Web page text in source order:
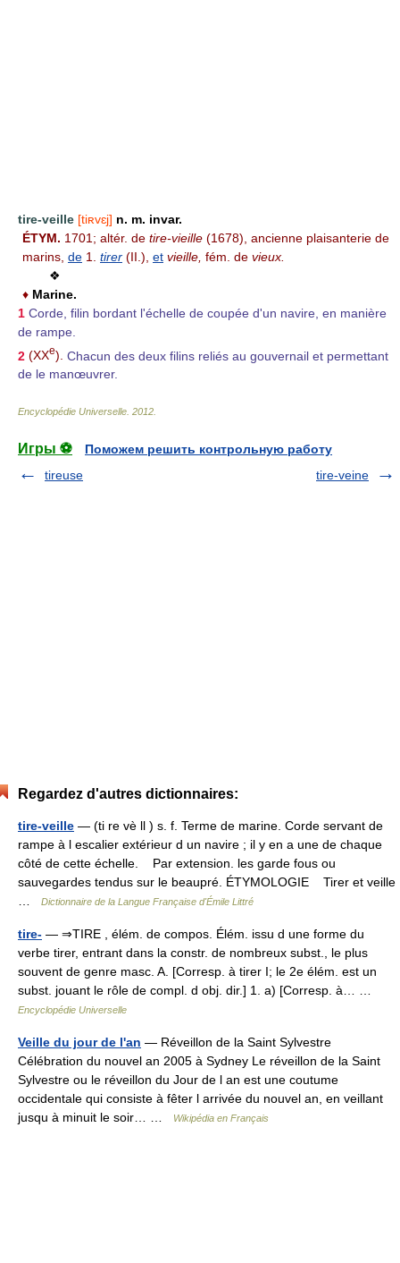
tire-veille [tiʀvɛj] n. m. invar.
ÉTYM. 1701; altér. de tire-vieille (1678), ancienne plaisanterie de
marins, de 1. tirer (II.), et vieille, fém. de vieux.
❖
♦ Marine.
1 Corde, filin bordant l'échelle de coupée d'un navire, en manière
de rampe.
2 (XXe). Chacun des deux filins reliés au gouvernail et permettant
de le manœuvrer.
Encyclopédie Universelle 2012
Игры ⚽
Поможем решить контрольную работу
tireuse
tire-veine
Regardez d'autres dictionnaires:
tire-veille — (ti re vè ll ) s. f. Terme de marine. Corde servant de
rampe à l escalier extérieur d un navire ; il y en a une de chaque
côté de cette échelle. Par extension. les garde fous ou
sauvegardes tendus sur le beaupré. ÉTYMOLOGIE Tirer et veille
…
Dictionnaire de la Langue Française d'Émile Littré
tire- — ⇒TIRE , élém. de compos. Élém. issu d une forme du
verbe tirer, entrant dans la constr. de nombreux subst., le plus
souvent de genre masc. A. [Corresp. à tirer I; le 2e élém. est un
subst. jouant le rôle de compl. d obj. dir.] 1. a) [Corresp. à… …
Encyclopédie Universelle
Veille du jour de l'an — Réveillon de la Saint Sylvestre
Célébration du nouvel an 2005 à Sydney Le réveillon de la Saint
Sylvestre ou le réveillon du Jour de l an est une coutume
occidentale qui consiste à fêter l arrivée du nouvel an, en veillant
jusqu à minuit le soir… …
Wikipédia en Français